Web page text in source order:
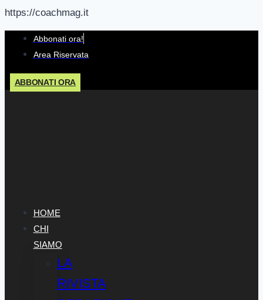
https://coachmag.it
Salta
contenuto
Abbonati ora!
Area Riservata
ABBONATI ORA
HOME
CHI
SIAMO
LA
RIVISTA